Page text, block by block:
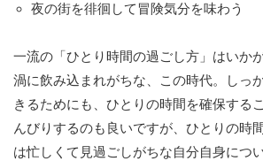
夜の街を徘徊して冒険気分を味わう
一流の「ひとり時間の過ごし方」はいか
渦に飲み込まれがちな、この時代。しっ
きるためにも、ひとりの時間を確保する
んびりするのも良いですが、ひとりの時
は忙しくて見過ごしがちな自分自身につ